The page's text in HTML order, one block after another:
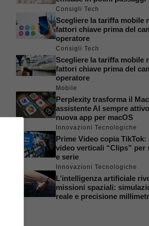
Consigli Tech
Scegliere la tariffa mobile
fattori chiave prima del
operatore
Consigli Tech
Scegliere la tariffa mobile
fattori chiave prima del
operatore
Mobile
Perplexity trasforma il
assistente AI sempre
nuova app per macOS
Innovazioni Tecnologiche
Prime Video copia TikTok:
video verticali “Clips” per
e serie
Innovazioni Tecnologiche
L’intelligenza artificiale
missioni spaziali:
reale e precisione